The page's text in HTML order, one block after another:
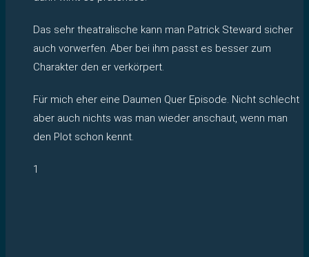
Das sehr theatralische kann man Patrick Steward sicher
auch vorwerfen. Aber bei ihm passt es besser zum
Charakter den er verkörpert.
Für mich eher eine Daumen Quer Episode. Nicht schlecht
aber auch nichts was man wieder anschaut, wenn man
den Plot schon kennt.
1